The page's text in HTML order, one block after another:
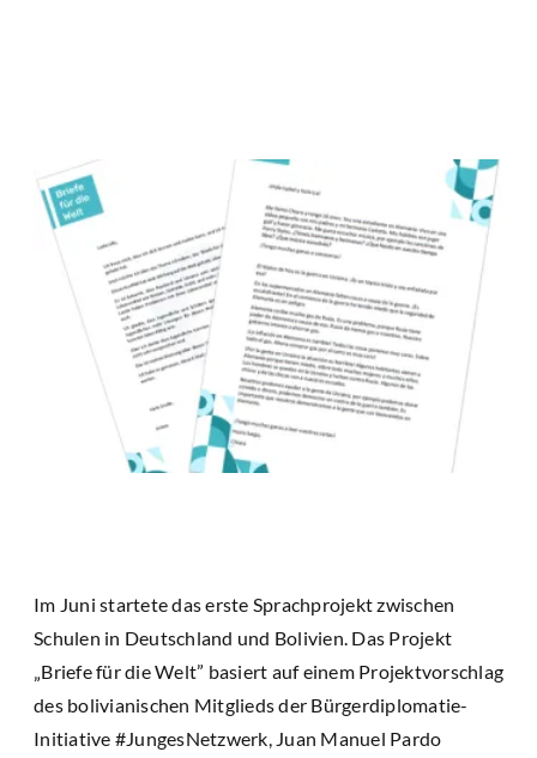
Im Juni startete das erste Sprachprojekt zwischen
Schulen in Deutschland und Bolivien. Das Projekt
„Briefe für die Welt” basiert auf einem Projektvorschlag
des bolivianischen Mitglieds der Bürgerdiplomatie-
Initiative #JungesNetzwerk, Juan Manuel Pardo